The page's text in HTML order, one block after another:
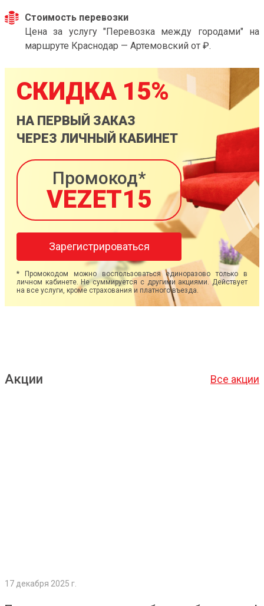
Стоимость перевозки
Цена за услугу "Перевозка между городами" на
маршруте Краснодар — Артемовский от ₽.
СКИДКА 15%
НА ПЕРВЫЙ ЗАКАЗ
ЧЕРЕЗ ЛИЧНЫЙ КАБИНЕТ
Промокод*
VEZET15
Зарегистрироваться
* Промокодом можно воспользоваться единоразово только в
личном кабинете. Не суммируется с другими акциями. Действует
на все услуги, кроме страхования и платного въезда.
Акции Все акции
17 декабря 2025 г.